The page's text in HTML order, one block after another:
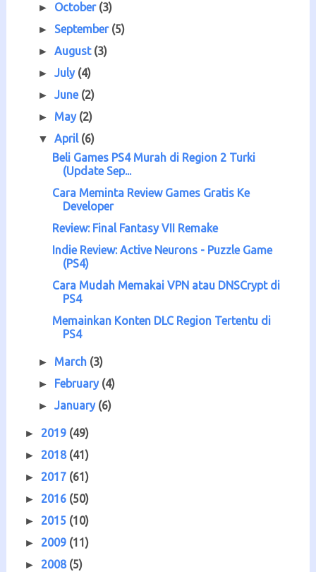
► October (3)
►September (5)
►August (3)
►July (4)
►June (2)
► May (2)
▼April (6)
Beli Games PS4 Murah di Region 2 Turki
(Update Sep...
Cara Meminta Review Games Gratis Ke
Developer
Review: Final Fantasy VII Remake
Indie Review: Active Neurons - Puzzle Game
(PS4)
Cara Mudah Memakai VPN atau DNSCrypt di
PS4
Memainkan Konten DLC Region Tertentu di
PS4
► March (3)
► February (4)
►January (6)
► 2019 (49)
► 2018 (41)
► 2017 (61)
► 2016 (50)
► 2015 (10)
► 2009 (11)
► 2008 (5)